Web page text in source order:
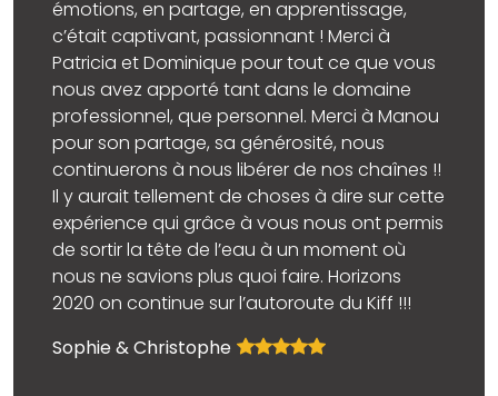
émotions, en partage, en apprentissage,
c’était captivant, passionnant ! Merci à
Patricia et Dominique pour tout ce que vous
nous avez apporté tant dans le domaine
professionnel, que personnel. Merci à Manou
pour son partage, sa générosité, nous
continuerons à nous libérer de nos chaînes !!
Il y aurait tellement de choses à dire sur cette
expérience qui grâce à vous nous ont permis
de sortir la tête de l’eau à un moment où
nous ne savions plus quoi faire. Horizons
2020 on continue sur l’autoroute du Kiff !!!
Sophie & Christophe